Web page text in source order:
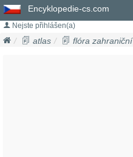
Encyklopedie-cs.com
Nejste přihlášen(a)
atlas flóra zahraniční